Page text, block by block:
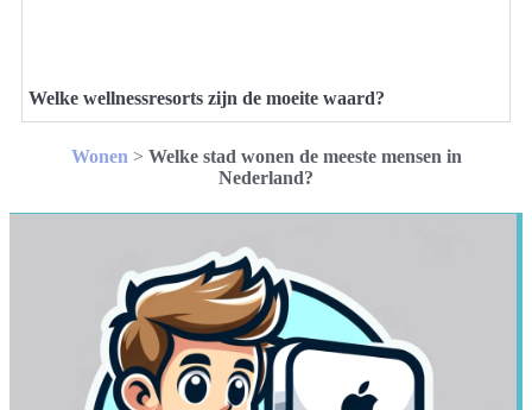
Welke wellnessresorts zijn de moeite waard?
Wonen > Welke stad wonen de meeste mensen in
Nederland?